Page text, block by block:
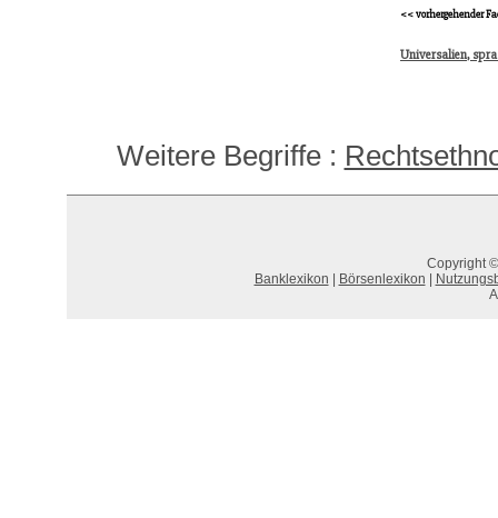
<< vorhergehender
Universalien,
Weitere Begriffe :
Copyright
Banklexikon
Börsenlexikon